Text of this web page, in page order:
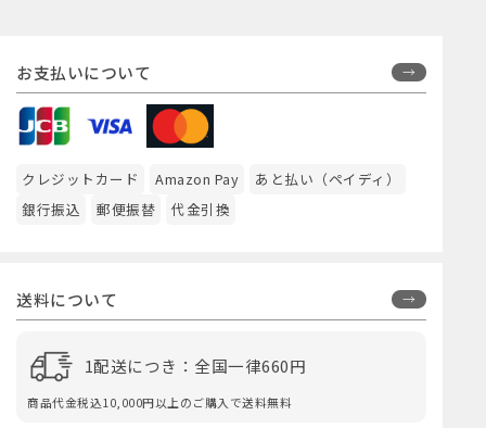
お支払いについて
クレジットカード Amazon Pay
あと払い（ペイディ）
銀行振込
郵便振替 代金引換
送料について
1配送につき：全国一律660円
商品代金税込10,000円以上のご購入で送料無料